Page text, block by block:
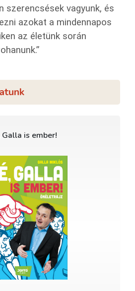
szerencsések vagyunk, és
azokat a mindennapos
az életünk során
Galla is ember!